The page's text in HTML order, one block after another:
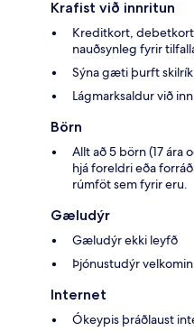
Krafist við innritun
Kreditkort,
nauðsynleg fyrir
Sýna gæti þurft
Lágmarksaldur við
Börn
Allt að 5 börn (17 ára
hjá foreldri eða
rúmföt sem fyrir eru.
Gæludýr
Gæludýr ekki leyfð
Þjónustudýr velkomin
Internet
Ókeypis þráðlaust